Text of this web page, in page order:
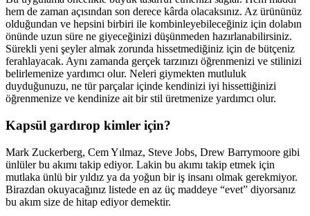
hem de zaman açısından son derece kârda olacaksınız. Az ürününüz
olduğundan ve hepsini birbiri ile kombinleyebileceğiniz için dolabın
önünde uzun süre ne giyeceğinizi düşünmeden hazırlanabilirsiniz.
Sürekli yeni şeyler almak zorunda hissetmediğiniz için de bütçeniz
ferahlayacak. Aynı zamanda gerçek tarzınızı öğrenmenizi ve stilinizi
belirlemenize yardımcı olur. Neleri giymekten mutluluk
duyduğunuzu, ne tür parçalar içinde kendinizi iyi hissettiğinizi
öğrenmenize ve kendinize ait bir stil üretmenize yardımcı olur.
Kapsül gardırop kimler için?
Mark Zuckerberg, Cem Yılmaz, Steve Jobs, Drew Barrymoore gibi
ünlüler bu akımı takip ediyor. Lakin bu akımı takip etmek için
mutlaka ünlü bir yıldız ya da yoğun bir iş insanı olmak gerekmiyor.
Birazdan okuyacağınız listede en az üç maddeye “evet” diyorsanız
bu akım size de hitap ediyor demektir.